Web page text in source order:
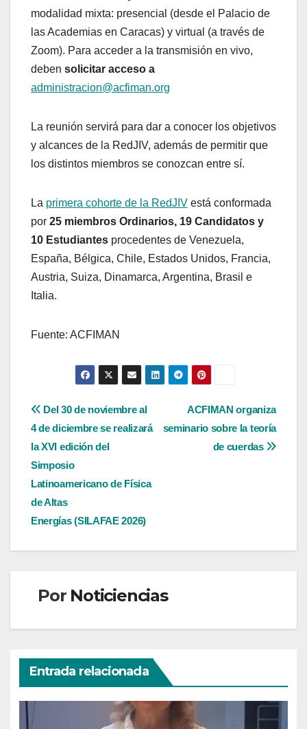
modalidad mixta: presencial (desde el Palacio de
las Academias en Caracas) y virtual (a través de
Zoom). Para acceder a la transmisión en vivo,
deben solicitar acceso a
administracion@acfiman.org
La reunión servirá para dar a conocer los objetivos
y alcances de la RedJIV, además de permitir que
los distintos miembros se conozcan entre sí.
La primera cohorte de la RedJIV está conformada
por 25 miembros Ordinarios, 19 Candidatos y
10 Estudiantes procedentes de Venezuela,
España, Bélgica, Chile, Estados Unidos, Francia,
Austria, Suiza, Dinamarca, Argentina, Brasil e
Italia.
Fuente: ACFIMAN
Navegación
de
entradas
ACFIMAN organiza
seminario sobre la teoría
de cuerdas
Del 30 de noviembre al
4 de diciembre se realizará
la XVI edición del
Simposio
Latinoamericano de Física
de Altas
Energías (SILAFAE 2026)
Por Noticiencias
Entrada relacionada